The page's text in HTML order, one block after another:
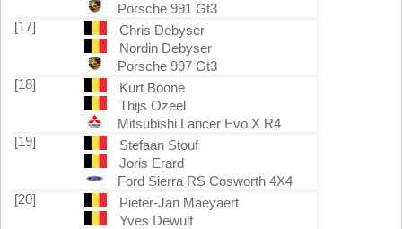
Porsche 991 Gt3
[17]
Chris Debyser
Nordin Debyser
Porsche 997 Gt3
[18]
Kurt Boone
Thijs Ozeel
Mitsubishi Lancer Evo X R4
[19]
Stefaan Stouf
Joris Erard
Ford Sierra RS Cosworth 4X4
[20]
Pieter-Jan Maeyaert
Yves Dewulf